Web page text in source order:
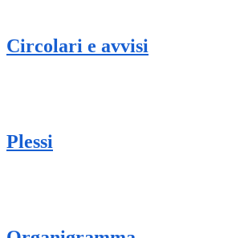
Circolari e avvisi
Plessi